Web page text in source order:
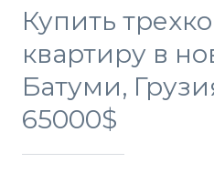
Купить
квартиру в
Батуми,
65000$